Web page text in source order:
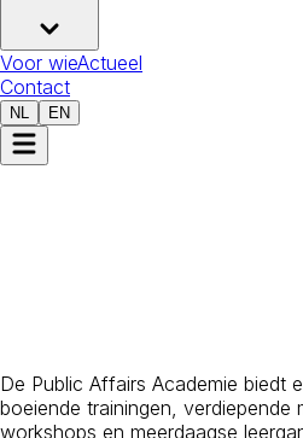
Voor wieActueel
Contact
NL EN
De Public Affairs Academie biedt
boeiende trainingen, verdiepende
workshops en meerdaagse